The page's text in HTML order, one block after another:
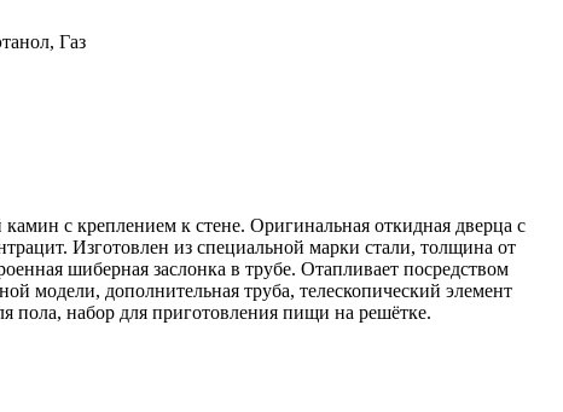
Газ
с креплением к стене. Оригинальная откидная дверца с
Изготовлен из специальной марки стали, толщина от
шиберная заслонка в трубе. Отапливает посредством
модели, дополнительная труба, телескопический элемент
пола, набор для приготовления пищи на решётке.